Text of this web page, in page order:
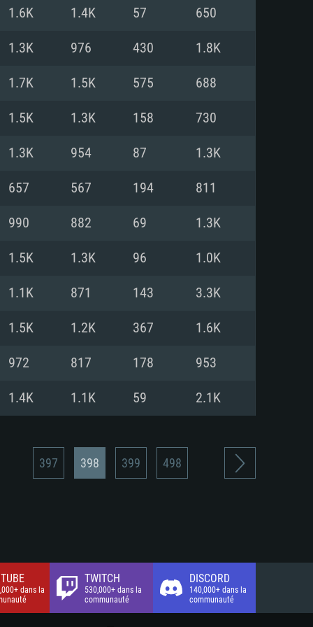
DirectX 11 ou plus et
1060 et plus, Radeon RX
Internet à haut débit
(client complet)
Vega II ou plus avec
Internet à haut débit
(client complet)
1060 avec les derniers
mois) / de même pour AMD
les derniers drivers de
(client complet)
1.6K 1.4K 57 650
1.3K 976 430 1.8K
1.7K 1.5K 575 688
1.5K 1.3K 158 730
1.3K 954 87 1.3K
657 567 194 811
990 882 69 1.3K
1.5K 1.3K 96 1.0K
1.1K 871 143 3.3K
1.5K 1.2K 367 1.6K
972 817 178 953
1.4K 1.1K 59 2.1K
397 398 399 498
dans la
TWITCH
530,000+ dans la
communauté
DISCORD
140,000+ dans la
communauté